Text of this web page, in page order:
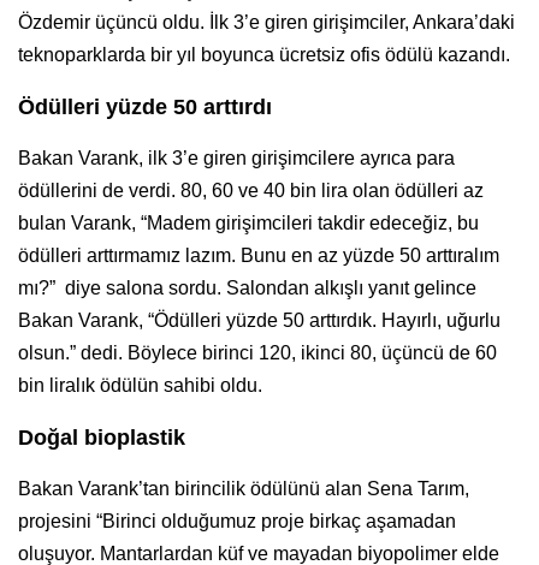
Özdemir üçüncü oldu. İlk 3’e giren girişimciler, Ankara’daki
teknoparklarda bir yıl boyunca ücretsiz ofis ödülü kazandı.
Ödülleri yüzde 50 arttırdı
Bakan Varank, ilk 3’e giren girişimcilere ayrıca para
ödüllerini de verdi. 80, 60 ve 40 bin lira olan ödülleri az
bulan Varank, “Madem girişimcileri takdir edeceğiz, bu
ödülleri arttırmamız lazım. Bunu en az yüzde 50 arttıralım
mı?” diye salona sordu. Salondan alkışlı yanıt gelince
Bakan Varank, “Ödülleri yüzde 50 arttırdık. Hayırlı, uğurlu
olsun.” dedi. Böylece birinci 120, ikinci 80, üçüncü de 60
bin liralık ödülün sahibi oldu.
Doğal bioplastik
Bakan Varank’tan birincilik ödülünü alan Sena Tarım,
projesini “Birinci olduğumuz proje birkaç aşamadan
oluşuyor. Mantarlardan küf ve mayadan biyopolimer elde